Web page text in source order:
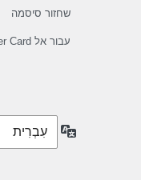
שחזור סיסמה
עבור אל Summer Card
שפה